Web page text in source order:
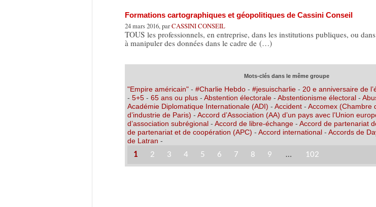
Formations cartographiques et géopolitiques de Cassini Conseil
24 mars 2016, parCASSINI CONSEIL
TOUS les professionnels, en entreprise, dans les institutions publiques, ou
à manipuler des données dans le cadre de (…)
Mots-clés dans le même groupe
"Empire américain"- #Charlie Hebdo- #jesuischarlie- 20 e anniversaire de
- 5+5- 65 ans ou plus- Abstention électorale- Abstentionisme électoral-
Académie Diplomatique Internationale (ADI) - Accident- Accomex (Chambre
d’industrie de Paris) - Accord d’Association (AA) d’un pays avec l’Union
d’association subrégional- Accord de libre-échange- Accord de partenariat
de partenariat et de coopération (APC) - Accord international- Accords de
de Latran -
1 2 3 4 5 6 7 8 9 … 102